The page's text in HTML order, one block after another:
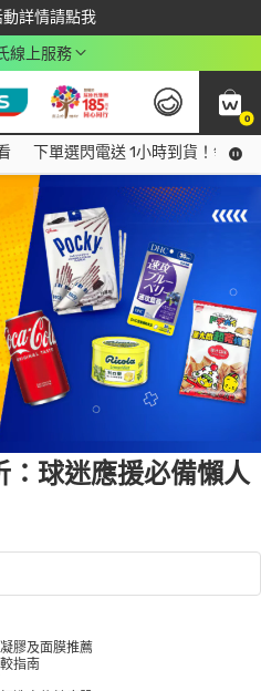
詳情請點我
最高回饋$350
線上服務
0
下單選閃電送 1小時到貨！領神
found
：球迷應援必備懶人
膠及面膜推薦
指南